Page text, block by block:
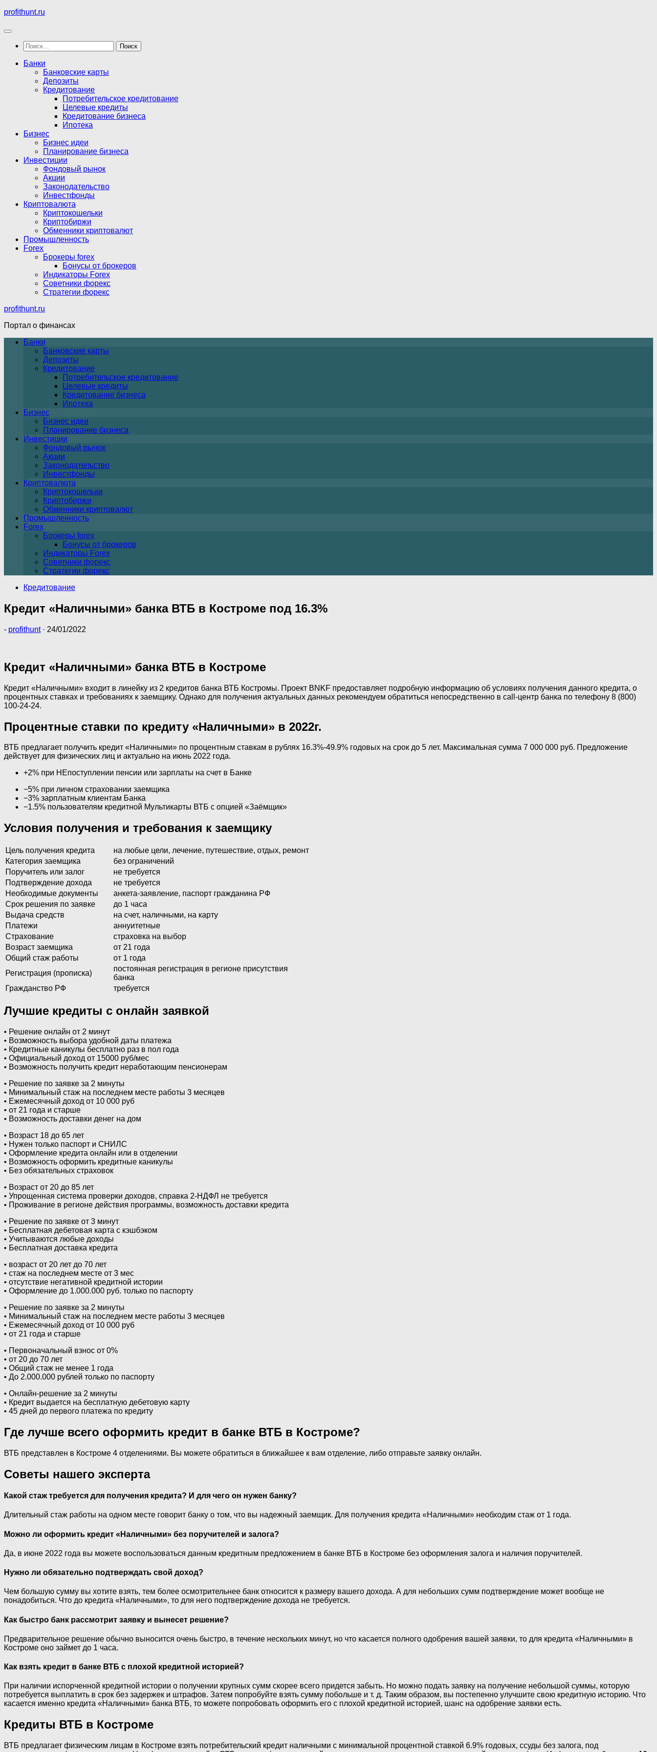
Перейти
содержимому
profithunt.ru
Найти:
Банки
Банковские карты
Депозиты
Кредитование
Потребительское кредитование
Целевые кредиты
Кредитование бизнеса
Ипотека
Бизнес
Бизнес идеи
Планирование бизнеса
Инвестиции
Фондовый рынок
Акции
Законодательство
Инвестфонды
Криптовалюта
Криптокошельки
Криптобиржи
Обменники криптовалют
Промышленность
Forex
Брокеры forex
Бонусы от брокеров
Индикаторы Forex
Советники форекс
Стратегии форекс
profithunt.ru
Портал о финансах
Банки
Банковские карты
Депозиты
Кредитование
Потребительское кредитование
Целевые кредиты
Кредитование бизнеса
Ипотека
Бизнес
Бизнес идеи
Планирование бизнеса
Инвестиции
Фондовый рынок
Акции
Законодательство
Инвестфонды
Криптовалюта
Криптокошельки
Криптобиржи
Обменники криптовалют
Промышленность
Forex
Брокеры forex
Бонусы от брокеров
Индикаторы Forex
Советники форекс
Стратегии форекс
Кредитование
Кредит «Наличными» банка ВТБ в Костроме под 16.3%
- profithunt · 24/01/2022
Кредит «Наличными» банка ВТБ в Костроме
Кредит «Наличными» входит в линейку из 2 кредитов банка ВТБ Костромы. Проект BNKF предоставляет подробную информацию об условиях получения данного кредита, о
процентных ставках и требованиях к заемщику. Однако для получения актуальных данных рекомендуем обратиться непосредственно в call-центр банка по телефону 8 (800)
100-24-24.
Процентные ставки по кредиту «Наличными» в 2022г.
ВТБ предлагает получить кредит «Наличными» по процентным ставкам в рублях 16.3%-49.9% годовых на срок до 5 лет. Максимальная сумма 7 000 000 руб. Предложение
действует для физических лиц и актуально на июнь 2022 года.
+2% при НЕпоступлении пенсии или зарплаты на счет в Банке
−5% при личном страховании заемщика
−3% зарплатным клиентам Банка
−1.5% пользователям кредитной Мультикарты ВТБ с опцией «Заёмщик»
Условия получения и требования к заемщику
Цель получения кредита
на любые цели, лечение, путешествие, отдых, ремонт
Категория заемщика
без ограничений
Поручитель или залог
не требуется
Подтверждение дохода
не требуется
Необходимые документы
анкета-заявление, паспорт гражданина РФ
Срок решения по заявке
до 1 часа
Выдача средств
на счет, наличными, на карту
Платежи
аннуитетные
Страхование
страховка на выбор
Возраст заемщика
от 21 года
Общий стаж работы
от 1 года
Регистрация (прописка)
постоянная регистрация в регионе присутствия
банка
Гражданство РФ
требуется
Лучшие кредиты с онлайн заявкой
• Решение онлайн от 2 минут
• Возможность выбора удобной даты платежа
• Кредитные каникулы бесплатно раз в пол года
• Официальный доход от 15000 руб/мес
• Возможность получить кредит неработающим пенсионерам
• Решение по заявке за 2 минуты
• Минимальный стаж на последнем месте работы 3 месяцев
• Ежемесячный доход от 10 000 руб
• от 21 года и старше
• Возможность доставки денег на дом
• Возраст 18 до 65 лет
• Нужен только паспорт и СНИЛС
• Оформление кредита онлайн или в отделении
• Возможность оформить кредитные каникулы
• Без обязательных страховок
• Возраст от 20 до 85 лет
• Упрощенная система проверки доходов, справка 2-НДФЛ не требуется
• Проживание в регионе действия программы, возможность доставки кредита
• Решение по заявке от 3 минут
• Бесплатная дебетовая карта с кэшбэком
• Учитываются любые доходы
• Бесплатная доставка кредита
• возраст от 20 лет до 70 лет
• стаж на последнем месте от 3 мес
• отсутствие негативной кредитной истории
• Оформление до 1.000.000 руб. только по паспорту
• Решение по заявке за 2 минуты
• Минимальный стаж на последнем месте работы 3 месяцев
• Ежемесячный доход от 10 000 руб
• от 21 года и старше
• Первоначальный взнос от 0%
• от 20 до 70 лет
• Общий стаж не менее 1 года
• До 2.000.000 рублей только по паспорту
• Онлайн-решение за 2 минуты
• Кредит выдается на бесплатную дебетовую карту
• 45 дней до первого платежа по кредиту
Где лучше всего оформить кредит в банке ВТБ в Костроме?
ВТБ представлен в Костроме 4 отделениями. Вы можете обратиться в ближайшее к вам отделение, либо отправьте заявку онлайн.
Советы нашего эксперта
Какой стаж требуется для получения кредита? И для чего он нужен банку?
Длительный стаж работы на одном месте говорит банку о том, что вы надежный заемщик. Для получения кредита «Наличными» необходим стаж от 1 года.
Можно ли оформить кредит «Наличными» без поручителей и залога?
Да, в июне 2022 года вы можете воспользоваться данным кредитным предложением в банке ВТБ в Костроме без оформления залога и наличия поручителей.
Нужно ли обязательно подтверждать свой доход?
Чем большую сумму вы хотите взять, тем более осмотрительнее банк относится к размеру вашего дохода. А для небольших сумм подтверждение может вообще не
понадобиться. Что до кредита «Наличными», то для него подтверждение дохода не требуется.
Как быстро банк рассмотрит заявку и вынесет решение?
Предварительное решение обычно выносится очень быстро, в течение нескольких минут, но что касается полного одобрения вашей заявки, то для кредита «Наличными» в
Костроме оно займет до 1 часа.
Как взять кредит в банке ВТБ с плохой кредитной историей?
При наличии испорченной кредитной истории о получении крупных сумм скорее всего придется забыть. Но можно подать заявку на получение небольшой суммы, которую
потребуется выплатить в срок без задержек и штрафов. Затем попробуйте взять сумму побольше и т. д. Таким образом, вы постепенно улучшите свою кредитную историю. Что
касается именно кредита «Наличными» банка ВТБ, то можете попробовать оформить его с плохой кредитной историей, шанс на одобрение заявки есть.
Кредиты ВТБ в Костроме
ВТБ предлагает физическим лицам в Костроме взять потребительский кредит наличными с минимальной процентной ставкой 6.9% годовых, ссуды без залога, под